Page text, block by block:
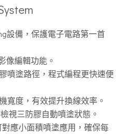
設備，保護電子電路第一首
像編輯功能。
噴塗路徑，程式編程更快速便
寬度，有效提升換線效率。
視三防膠自動噴塗狀態。
應小面積噴塗應用，確保每